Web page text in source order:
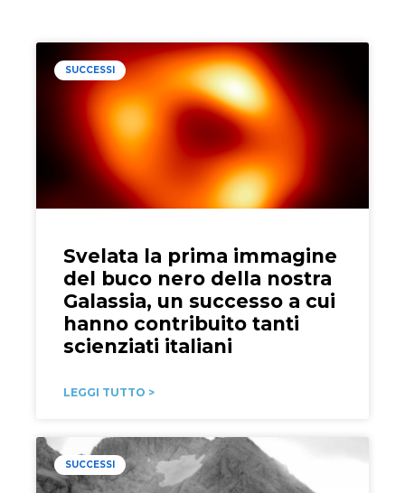
SUCCESSI
Svelata la prima immagine
del buco nero della nostra
Galassia, un successo a cui
hanno contribuito tanti
scienziati italiani
LEGGI TUTTO >
SUCCESSI